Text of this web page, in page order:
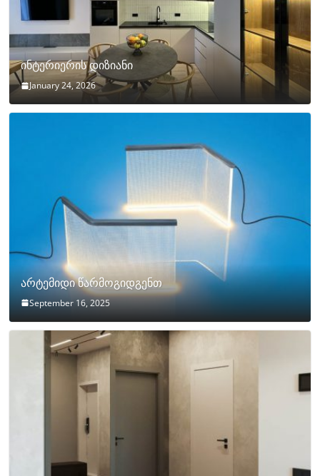
ინტერიერის დიზიანი
January 24, 2026
არტემიდი წარმოგიდგენთ
September 16, 2025